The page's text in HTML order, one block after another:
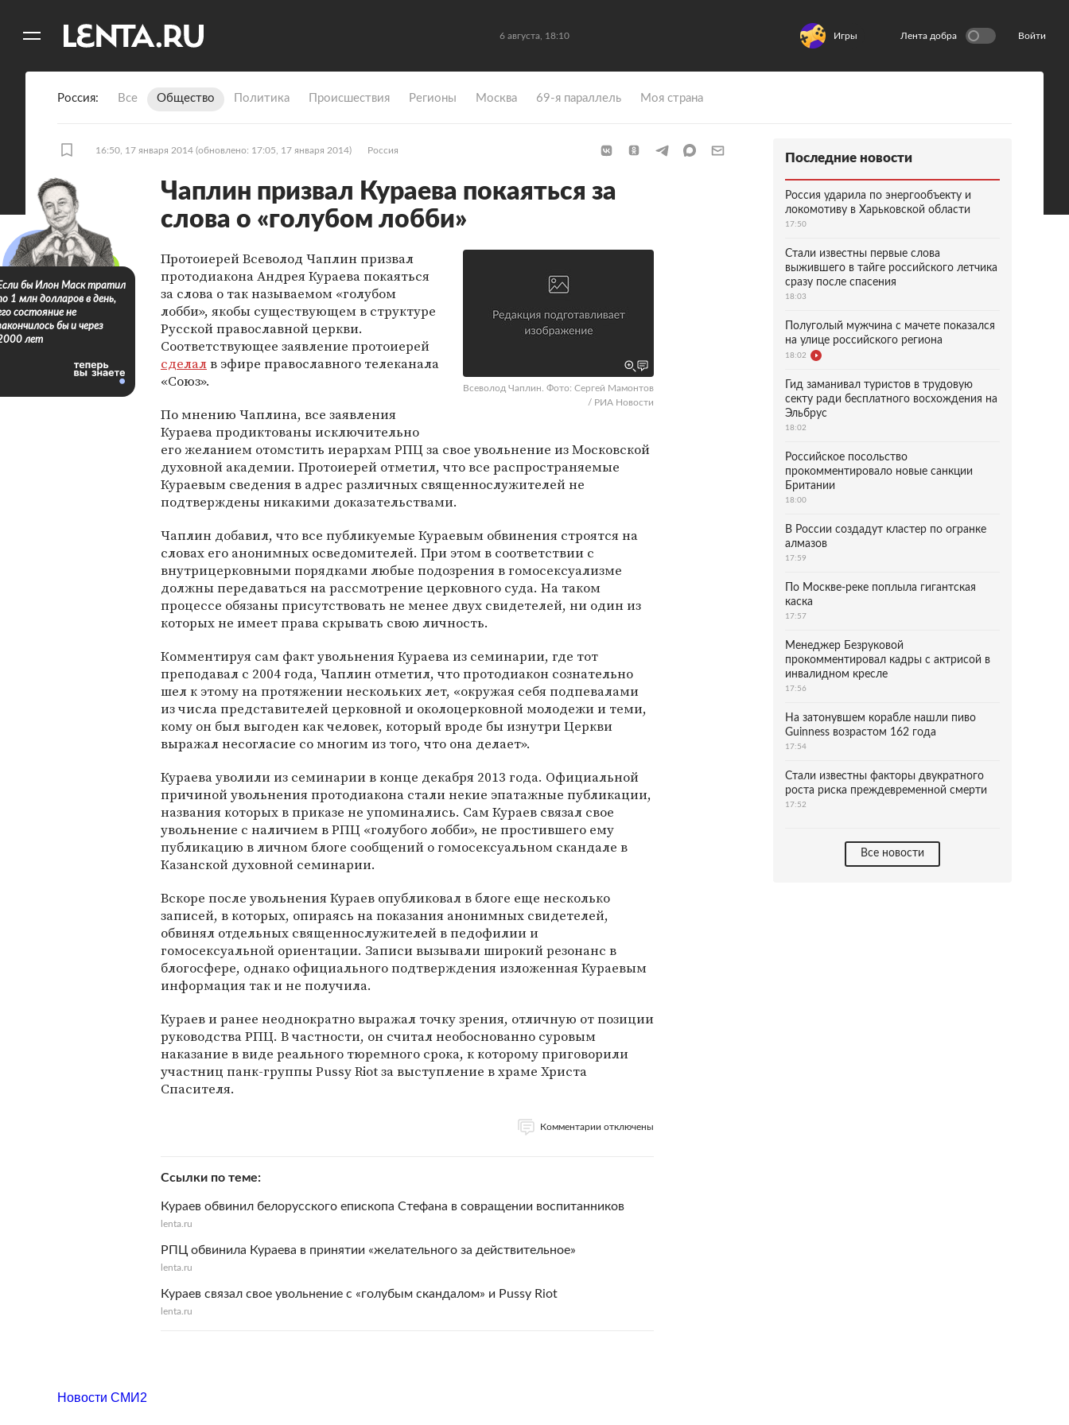
6 августа, 18:10 Игры Лента добра Войти
Россия Все Общество Политика Происшествия Регионы Москва 69-я параллель Моя страна
16:50, 17 января 2014 (обновлено: 17:05, 17 января 2014) Россия
Чаплин призвал Кураева покаяться за
слова о «голубом лобби»
Всеволод Чаплин. Фото: Сергей Мамонтов
/ РИА Новости
Протоиерей Всеволод Чаплин призвал
протодиакона Андрея Кураева покаяться
за слова о так называемом «голубом
лобби», якобы существующем в структуре
Русской православной церкви.
Соответствующее заявление протоиерей
сделалв эфире православного телеканала
«Союз».
По мнению Чаплина, все заявления
Кураева продиктованы исключительно
его желанием отомстить иерархам РПЦ за свое увольнение из Московской
духовной академии. Протоиерей отметил, что все распространяемые
Кураевым сведения в адрес различных священнослужителей не
подтверждены никакими доказательствами.
Чаплин добавил, что все публикуемые Кураевым обвинения строятся на
словах его анонимных осведомителей. При этом в соответствии с
внутрицерковными порядками любые подозрения в гомосексуализме
должны передаваться на рассмотрение церковного суда. На таком
процессе обязаны присутствовать не менее двух свидетелей, ни один из
которых не имеет права скрывать свою личность.
Комментируя сам факт увольнения Кураева из семинарии, где тот
преподавал с 2004 года, Чаплин отметил, что протодиакон сознательно
шел к этому на протяжении нескольких лет, «окружая себя подпевалами
из числа представителей церковной и околоцерковной молодежи и теми,
кому он был выгоден как человек, который вроде бы изнутри Церкви
выражал несогласие со многим из того, что она делает».
Кураева уволили из семинарии в конце декабря 2013 года. Официальной
причиной увольнения протодиакона стали некие эпатажные публикации,
названия которых в приказе не упоминались. Сам Кураев связал свое
увольнение с наличием в РПЦ «голубого лобби», не простившего ему
публикацию в личном блоге сообщений о гомосексуальном скандале в
Казанской духовной семинарии.
Вскоре после увольнения Кураев опубликовал в блоге еще несколько
записей, в которых, опираясь на показания анонимных свидетелей,
обвинял отдельных священнослужителей в педофилии и
гомосексуальной ориентации. Записи вызывали широкий резонанс в
блогосфере, однако официального подтверждения изложенная Кураевым
информация так и не получила.
Кураев и ранее неоднократно выражал точку зрения, отличную от позиции
руководства РПЦ. В частности, он считал необоснованно суровым
наказание в виде реального тюремного срока, к которому приговорили
участниц панк-группы Pussy Riot за выступление в храме Христа
Спасителя.
Комментарии отключены
Ссылки по теме
Кураев обвинил белорусского епископа Стефана в совращении воспитанников
lenta.ru
РПЦ обвинила Кураева в принятии «желательного за действительное»
lenta.ru
Кураев связал свое увольнение с «голубым скандалом» и Pussy Riot
lenta.ru
бы Илон Маск тратил
1 млн долларов в день,
состояние не
бы и через
лет
Последние новости
Россия ударила по энергообъекту и
локомотиву в Харьковской области
17:50
Стали известны первые слова
выжившего в тайге российского летчика
сразу после спасения
18:03
Полуголый мужчина с мачете показался
на улице российского региона
18:02
Гид заманивал туристов в трудовую
секту ради бесплатного восхождения на
Эльбрус
18:02
Российское посольство
прокомментировало новые санкции
Британии
18:00
В России создадут кластер по огранке
алмазов
17:59
По Москве-реке поплыла гигантская
каска
17:57
Менеджер Безруковой
прокомментировал кадры с актрисой в
инвалидном кресле
17:56
На затонувшем корабле нашли пиво
Guinness возрастом 162 года
17:54
Стали известны факторы двукратного
роста риска преждевременной смерти
17:52
Все новости
Новости СМИ2